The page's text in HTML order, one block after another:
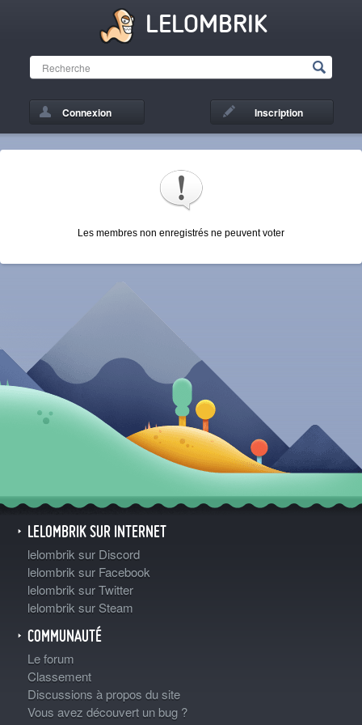
LELOMBRIK
Connexion Inscription
Les membres non enregistrés ne peuvent voter
LELOMBRIK SUR INTERNET
lelombrik sur Discord
lelombrik sur Facebook
lelombrik sur Twitter
lelombrik sur Steam
COMMUNAUTÉ
Le forum
Classement
Discussions à propos du site
Vous avez découvert un bug ?